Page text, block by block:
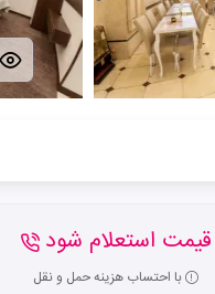
قیمت استعلام شود
با احتساب هزینه حمل و نقل